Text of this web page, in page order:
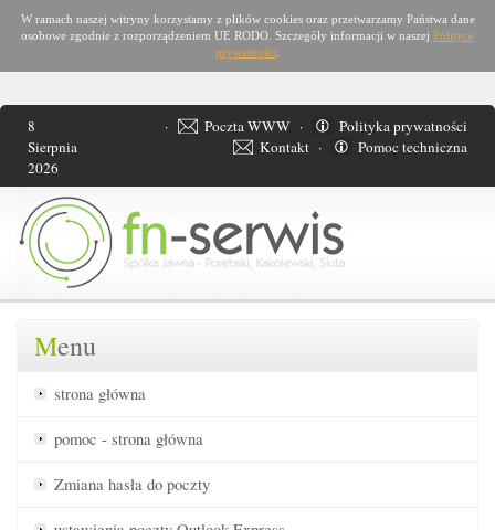
W ramach naszej witryny korzystamy z plików cookies oraz przetwarzamy Państwa dane
osobowe zgodnie z rozporządzeniem UE RODO. Szczegóły informacji w naszej Polityce
prywatności
8
Sierpnia
2026
Polityka prywatności
·
Poczta WWW
·
Pomoc techniczna
·
Kontakt
Menu
strona główna
pomoc - strona główna
Zmiana hasła do poczty